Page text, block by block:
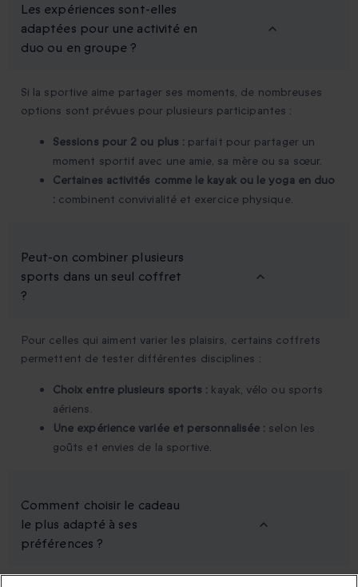
Les expériences sont-elles
adaptées pour une activité en
duo ou en groupe ?
Si la sportive aime partager ses moments, de nombreuses
options sont prévues pour plusieurs participantes :
Sessions pour 2 ou plus : parfait pour partager un
moment sportif avec une amie, sa mère ou sa sœur.
Certaines activités comme le kayak ou le yoga en duo
: combinent convivialité et exercice physique.
Peut-on combiner plusieurs
sports dans un seul coffret
?
Pour celles qui aiment varier les plaisirs, certains coffrets
permettent de tester différentes disciplines :
Choix entre plusieurs sports : kayak, vélo ou sports
aériens.
Une expérience variée et personnalisée : selon les
goûts et envies de la sportive.
Comment choisir le cadeau
le plus adapté à ses
préférences ?